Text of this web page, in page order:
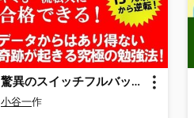
驚異のスイッチフルバック学習法 スーパー受験術
小谷一作